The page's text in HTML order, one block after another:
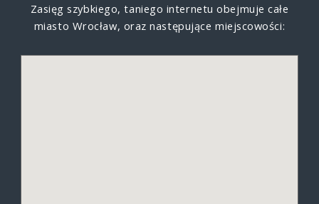
Zasięg szybkiego, taniego internetu obejmuje całe
miasto Wrocław, oraz następujące miejscowości: